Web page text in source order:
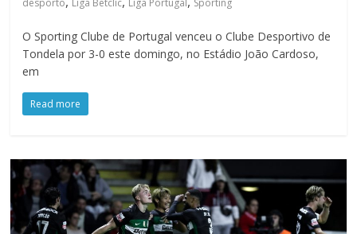
desporto Liga Betclic Liga Portugal Sporting
O Sporting Clube de Portugal venceu o Clube Desportivo de
Tondela por 3-0 este domingo, no Estádio João Cardoso,
em
Read more